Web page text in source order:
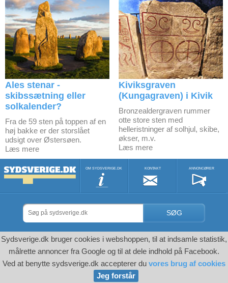
Ales stenar -
skibssætning eller
solkalender?
Fra de 59 sten på toppen af en
høj bakke er der storslået
udsigt over Østersøen.
Læs mere
Kiviksgraven
(Kungagraven) i Kivik
Bronzealdergraven rummer
otte store sten med
helleristninger af solhjul, skibe,
økser, m.v.
Læs mere
OM SYDSVERIGE.DK KONTAKT ANNONCØRER
SØG
Sydsverige.dk bruger cookies i webshoppen, til at indsamle statistik,
målrette annoncer fra Google og til at dele indhold på Facebook.
Ved at benytte sydsverige.dk accepterer du vores brug af cookies
Jeg forstår